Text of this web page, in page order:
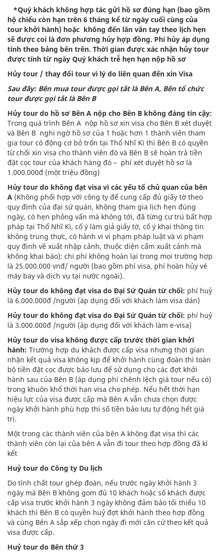
*Quý khách không hợp tác gửi hồ sơ đúng hạn (bao gồm
hộ chiếu còn hạn trên 6 tháng kể từ ngày cuối cùng của
tour khởi hành) hoặc không đến lăn vân tay theo lịch hẹn
sẽ được coi là đơn phương hủy hợp đồng. Phí hủy áp dụng
tính theo bảng bên trên. Thời gian được xác nhận hủy tour
được tính từ ngày Quý khách trễ hẹn hạn nộp hồ sơ
Hủy tour / thay đổi tour vì lý do liên quan đến xin Visa
Sau đây: Bên mua tour được gọi tắt là Bên A, Bên tổ chức
tour được gọi tắt là Bên B
Hủy tour do hồ sơ Bên A nộp cho Bên B không đáng tin cậy:
Trong quá trình Bên A nộp hồ sơ xin visa cho Bên B xét duyệt
và Bên B nghi ngờ hồ sơ của 1 hoặc hơn 1 thành viên tham
gia tour có động cơ bỏ trốn tại Thổ Nhĩ Kì thì Bên B có quyền
từ chối xin visa cho thành viên đó và Bên B sẽ hoàn trả tiền
đặt cọc tour của khách hàng đó – phí xét duyệt hồ sơ là
1.000.000đ (một triệu đồng)
Hủy tour do không đạt visa vì các yếu tố chủ quan của bên
A (Không phối hợp với công ty để cung cấp đủ giấy tờ theo
quy định của đại sứ quán, không tham gia lịch hẹn đúng
ngày, có hẹn phỏng vấn mà không tới, đã từng cư trú bất hợp
pháp tại Thổ Nhĩ Kì, cố ý làm giả giấy tờ, cố ý khai thông tin
không trung thực, có hành vi vi phạm pháp luật và vi phạm
quy định về xuất nhập cảnh, thuộc diện cấm xuất cảnh mà
không khai báo): chi phí không hoàn lại trong mọi trường hợp
là 25.000.000 vnđ/ người (bao gồm phí visa, phí hoàn hủy vé
máy bay và dịch vụ tại nước ngoài).
Hủy tour do không đạt visa do Đại Sứ Quán từ chối: phí huỷ
là 6.000.000đ /người (áp dụng đối với khách làm visa dán)
Hủy tour do không đạt visa do Đại Sứ Quán từ chối: phí huỷ
là 3.000.000đ /người (áp dụng đối với khách làm e-visa)
Hủy tour do visa không được cấp trước thời gian khởi
hành: Trường hợp du khách được cấp visa nhưng thời gian
nhận kết quả visa không kịp để khởi hành cùng đoàn thì toàn
bộ tiền đặt cọc được bảo lưu để sử dụng cho các đợt khởi
hành sau của Bên B (áp dụng phí chênh lệch giá tour nếu có)
trong khuôn khổ thời hạn visa cho phép. Nếu hết thời hạn
hiệu lực của visa được cấp mà Bên A vẫn chưa chọn được
ngày khởi hành phù hợp thì số tiền bảo lưu tự động hết giá
trị.
Một trong các thành viên của bên A không đạt visa thì các
thành viên còn lại của bên A vẫn đi tour theo hợp đồng đã kí
kết
Huỷ tour do Công ty Du lịch
Do tính chất tour ghép đoàn, nếu trước ngày khởi hành 3
ngày mà Bên B không gom đủ 10 khách hoặc số khách được
cấp visa trước khởi hành 3 ngày không đảm bảo tối thiểu 10
khách thì Bên B có quyền huỷ đợt khởi hành theo hợp đồng
và cùng Bên A sắp xếp chọn ngày đi mới căn cứ theo kết quả
visa được cấp.
Huỷ tour do Bên thứ 3